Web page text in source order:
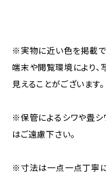
※実物に近い色を掲載で
端末や閲覧環境により
見えることがございます。
※保管によるシワや畳シ
はご遠慮下さい。
※寸法は一点一点丁寧に